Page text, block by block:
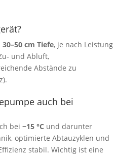
30–50 cm Tiefe, je nach Leistung
und Abluft,
Abstände zu
auch bei
bei −15 °C und darunter
optimierte Abtauzyklen und
stabil. Wichtig ist eine